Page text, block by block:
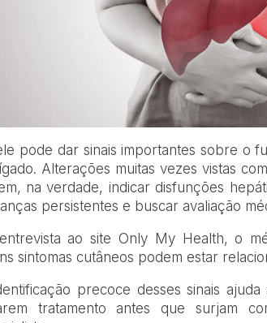
pode dar sinais importantes sobre o
Alterações muitas vezes vistas
na verdade, indicar disfunções
persistentes e buscar avaliação
ao site Only My Health, o
sintomas cutâneos podem estar
precoce desses sinais
tratamento antes que surjam